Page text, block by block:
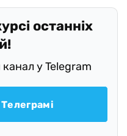
останніх
у Telegram